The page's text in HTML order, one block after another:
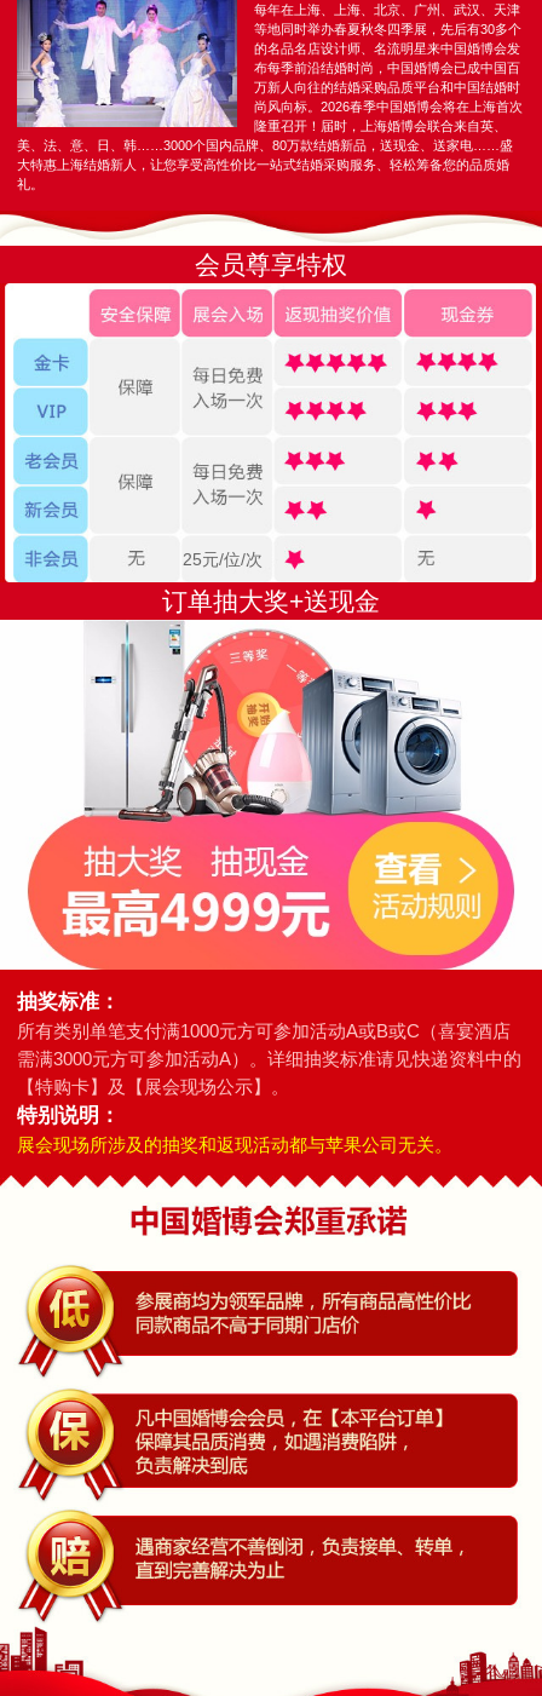
每年在上海、上海、北京、广州、武汉、天津
等地同时举办春夏秋冬四季展，先后有30多个
的名品名店设计师、名流明星来中国婚博会发
布每季前沿结婚时尚，中国婚博会已成中国百
万新人向往的结婚采购品质平台和中国结婚时
尚风向标。2026春季中国婚博会将在上海首次
隆重召开！届时，上海婚博会联合来自英、
美、法、意、日、韩……3000个国内品牌、80万款结婚新品，送现金、送家电……盛
大特惠上海结婚新人，让您享受高性价比一站式结婚采购服务、轻松筹备您的品质婚
礼。
会员尊享特权
25元/位/次
订单抽大奖+送现金
抽奖标准：
所有类别单笔支付满1000元方可参加活动A或B或C（喜宴酒店
需满3000元方可参加活动A）。详细抽奖标准请见快递资料中的
【特购卡】及【展会现场公示】。
特别说明：
展会现场所涉及的抽奖和返现活动都与苹果公司无关。